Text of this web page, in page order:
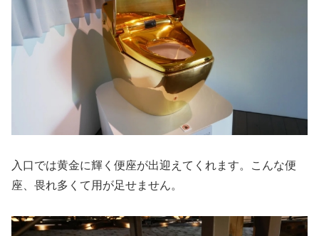
入口では黄金に輝く便座が出迎えてくれます。こんな便
座、畏れ多くて用が足せません。